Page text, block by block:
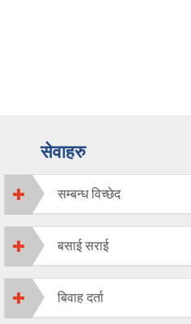
सेवाहरु
सम्बन्ध विच्छेद
बसाई सराई
बिवाह दर्ता